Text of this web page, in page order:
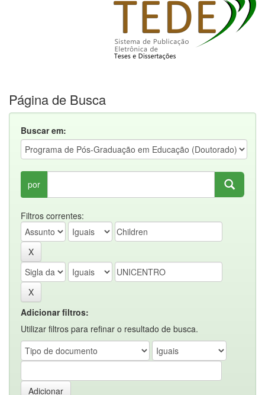
Página de Busca
Buscar em:
por
Filtros correntes:
Adicionar filtros:
Utilizar filtros para refinar o resultado de busca.